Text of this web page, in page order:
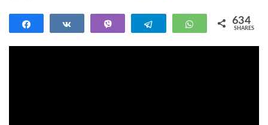
Telegram WhatsApp
634
SHARES